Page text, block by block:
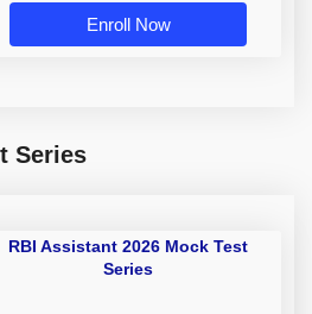
Enroll Now
Series
RBI Assistant 2026 Mock Test
Series